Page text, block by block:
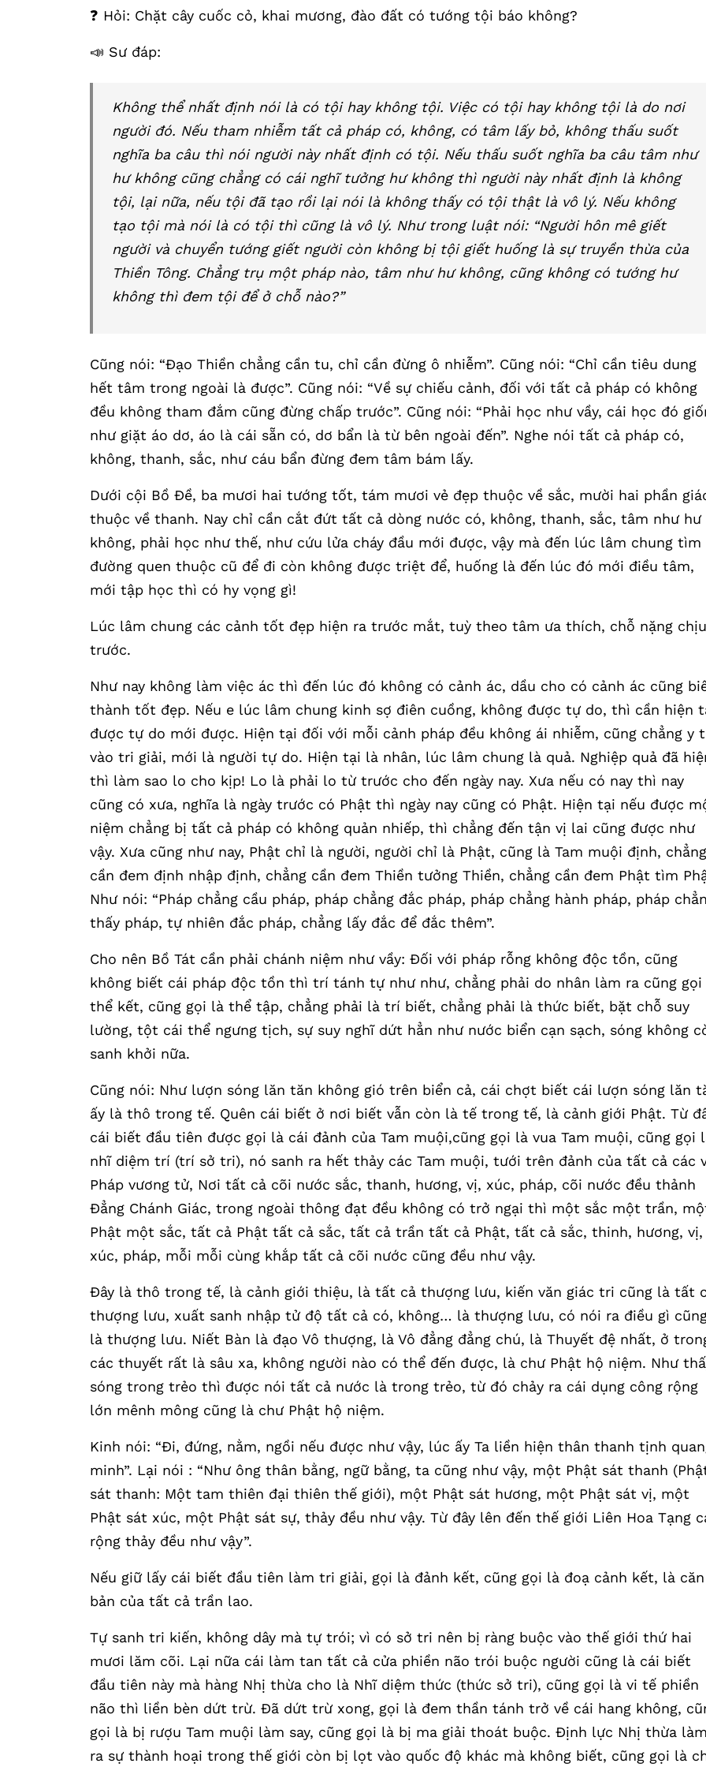
❓ Hỏi: Chặt cây cuốc cỏ, khai mương, đào đất có tướng tội báo không?
📣 Sư đáp:
Không thể nhất định nói là có tội hay không tội. Việc có tội hay không tội là do nơi
người đó. Nếu tham nhiễm tất cả pháp có, không, có tâm lấy bỏ, không thấu suốt
nghĩa ba câu thì nói người này nhất định có tội. Nếu thấu suốt nghĩa ba câu tâm như
hư không cũng chẳng có cái nghĩ tưởng hư không thì người này nhất định là không
tội, lại nữa, nếu tội đã tạo rồi lại nói là không thấy có tội thật là vô lý. Nếu không
tạo tội mà nói là có tội thì cũng là vô lý. Như trong luật nói: “Người hôn mê giết
người và chuyển tướng giết người còn không bị tội giết huống là sự truyền thừa của
Thiền Tông. Chẳng trụ một pháp nào, tâm như hư không, cũng không có tướng hư
không thì đem tội để ở chỗ nào?”
Cũng nói: “Đạo Thiền chẳng cần tu, chỉ cần đừng ô nhiễm”. Cũng nói: “Chỉ cần tiêu dung
hết tâm trong ngoài là được”. Cũng nói: “Về sự chiếu cảnh, đối với tất cả pháp có không
đều không tham đắm cũng đừng chấp trước”. Cũng nói: “Phải học như vầy, cái học đó
như giặt áo dơ, áo là cái sẵn có, dơ bẩn là từ bên ngoài đến”. Nghe nói tất cả pháp có,
không, thanh, sắc, như cáu bẩn đừng đem tâm bám lấy.
Dưới cội Bồ Đề, ba mươi hai tướng tốt, tám mươi vẻ đẹp thuộc về sắc, mười hai phần
thuộc về thanh. Nay chỉ cần cắt đứt tất cả dòng nước có, không, thanh, sắc, tâm như hư
không, phải học như thế, như cứu lửa cháy đầu mới được, vậy mà đến lúc lâm chung tìm
đường quen thuộc cũ để đi còn không được triệt để, huống là đến lúc đó mới điều tâm,
mới tập học thì có hy vọng gì!
Lúc lâm chung các cảnh tốt đẹp hiện ra trước mắt, tuỳ theo tâm ưa thích, chỗ nặng chịu
trước.
Như nay không làm việc ác thì đến lúc đó không có cảnh ác, dầu cho có cảnh ác cũng
thành tốt đẹp. Nếu e lúc lâm chung kinh sợ điên cuồng, không được tự do, thì cần hiện
được tự do mới được. Hiện tại đối với mỗi cảnh pháp đều không ái nhiễm, cũng chẳng y
vào tri giải, mới là người tự do. Hiện tại là nhân, lúc lâm chung là quả. Nghiệp quả đã
thì làm sao lo cho kịp! Lo là phải lo từ trước cho đến ngày nay. Xưa nếu có nay thì nay
cũng có xưa, nghĩa là ngày trước có Phật thì ngày nay cũng có Phật. Hiện tại nếu được
niệm chẳng bị tất cả pháp có không quản nhiếp, thì chẳng đến tận vị lai cũng được như
vậy. Xưa cũng như nay, Phật chỉ là người, người chỉ là Phật, cũng là Tam muội định, chẳng
cần đem định nhập định, chẳng cần đem Thiền tưởng Thiền, chẳng cần đem Phật tìm
Như nói: “Pháp chẳng cầu pháp, pháp chẳng đắc pháp, pháp chẳng hành pháp, pháp
thấy pháp, tự nhiên đắc pháp, chẳng lấy đắc để đắc thêm”.
Cho nên Bồ Tát cần phải chánh niệm như vầy: Đối với pháp rỗng không độc tồn, cũng
không biết cái pháp độc tồn thì trí tánh tự như như, chẳng phải do nhân làm ra cũng gọi
thể kết, cũng gọi là thể tập, chẳng phải là trí biết, chẳng phải là thức biết, bặt chỗ suy
lường, tột cái thể ngưng tịch, sự suy nghĩ dứt hẳn như nước biển cạn sạch, sóng không
sanh khởi nữa.
Cũng nói: Như lượn sóng lăn tăn không gió trên biển cả, cái chợt biết cái lượn sóng lăn
ấy là thô trong tế. Quên cái biết ở nơi biết vẫn còn là tế trong tế, là cảnh giới Phật. Từ
cái biết đầu tiên được gọi là cái đảnh của Tam muội,cũng gọi là vua Tam muội, cũng gọi
nhĩ diệm trí (trí sở tri), nó sanh ra hết thảy các Tam muội, tưới trên đảnh của tất cả các
Pháp vương tử, Nơi tất cả cõi nước sắc, thanh, hương, vị, xúc, pháp, cõi nước đều thảnh
Đẳng Chánh Giác, trong ngoài thông đạt đều không có trở ngại thì một sắc một trần,
Phật một sắc, tất cả Phật tất cả sắc, tất cả trần tất cả Phật, tất cả sắc, thinh, hương, vị,
xúc, pháp, mỗi mỗi cùng khắp tất cả cõi nước cũng đều như vậy.
Đây là thô trong tế, là cảnh giới thiệu, là tất cả thượng lưu, kiến văn giác tri cũng là tất
thượng lưu, xuất sanh nhập tử độ tất cả có, không… là thượng lưu, có nói ra điều gì
là thượng lưu. Niết Bàn là đạo Vô thượng, là Vô đẳng đẳng chú, là Thuyết đệ nhất, ở
các thuyết rất là sâu xa, không người nào có thể đến được, là chư Phật hộ niệm. Như
sóng trong trẻo thì được nói tất cả nước là trong trẻo, từ đó chảy ra cái dụng công rộng
lớn mênh mông cũng là chư Phật hộ niệm.
Kinh nói: “Đi, đứng, nằm, ngồi nếu được như vậy, lúc ấy Ta liền hiện thân thanh tịnh
minh”. Lại nói : “Như ông thân bằng, ngữ bằng, ta cũng như vậy, một Phật sát thanh
sát thanh: Một tam thiên đại thiên thế giới), một Phật sát hương, một Phật sát vị, một
Phật sát xúc, một Phật sát sự, thảy đều như vậy. Từ đây lên đến thế giới Liên Hoa Tạng
rộng thảy đều như vậy”.
Nếu giữ lấy cái biết đầu tiên làm tri giải, gọi là đảnh kết, cũng gọi là đoạ cảnh kết, là căn
bản của tất cả trần lao.
Tự sanh tri kiến, không dây mà tự trói; vì có sở tri nên bị ràng buộc vào thế giới thứ hai
mươi lăm cõi. Lại nữa cái làm tan tất cả cửa phiền não trói buộc người cũng là cái biết
đầu tiên này mà hàng Nhị thừa cho là Nhĩ diệm thức (thức sở tri), cũng gọi là vi tế phiền
não thì liền bèn dứt trừ. Đã dứt trừ xong, gọi là đem thần tánh trở về cái hang không,
gọi là bị rượu Tam muội làm say, cũng gọi là bị ma giải thoát buộc. Định lực Nhị thừa làm
ra sự thành hoại trong thế giới còn bị lọt vào quốc độ khác mà không biết, cũng gọi là